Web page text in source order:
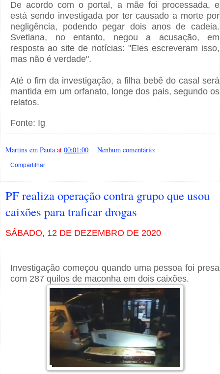
De acordo com o portal, a mãe foi processada, e
está sendo investigada por ter causado a morte por
negligência, podendo pegar dois anos de cadeia.
Svetlana, no entanto, negou a acusação, em
resposta ao site de notícias: "Eles escreveram isso,
mas não é verdade".
Até o fim da investigação, a filha bebê do casal será
mantida em um orfanato, longe dos pais, segundo os
relatos.
Fonte: Ig
Martins em Pauta at 00:01:00 Nenhum comentário:
Compartilhar
PF realiza operação contra grupo que usou
caixões para traficar drogas
SÁBADO, 12 DE DEZEMBRO DE 2020
Investigação começou quando uma pessoa foi presa
com 287 quilos de maconha em dois caixões.